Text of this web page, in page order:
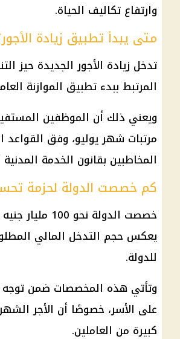
وارتفاع تكاليف الحياة.
متى يبدأ تطبيق زيادة
المرتبط ببدء تطبيق الموازنة
ويعني ذلك أن الموظفين
مرتبات شهر يوليو، وفق
المخاطبين بقانون الخدمة
كم خصصت الدولة لحزمة
خصصت الدولة
يعكس حجم التدخل المالي
للدولة.
وتأتي هذه المخصصات ضمن توجه
على الأسر، خصوصًا أن الأجر
كبيرة من العاملين.